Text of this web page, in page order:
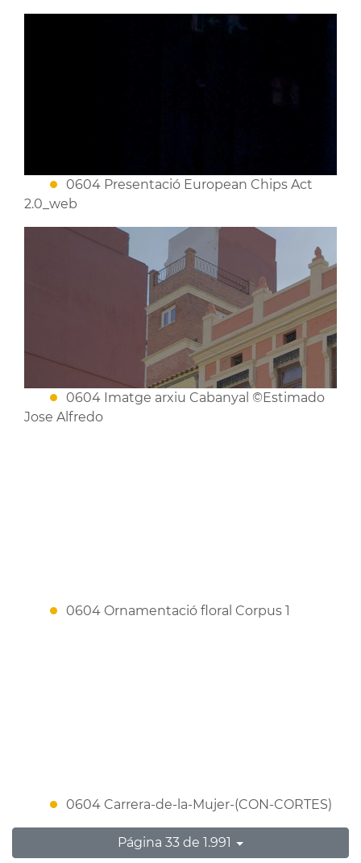
0604 Presentació European Chips Act
2.0_web
0604 Imatge arxiu Cabanyal ©Estimado
Jose Alfredo
0604 Ornamentació floral Corpus 1
0604 Carrera-de-la-Mujer-(CON-CORTES)
Página 33 de 1.991